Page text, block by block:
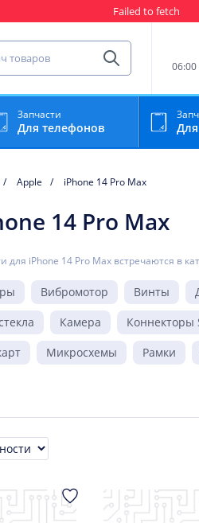
Failed to fetch
мобильного устройства
Найти
Запчасти
Для телефонов
Apple iPhone 14 Pro Max
14 Pro Max
для iPhone 14 Pro Max встречаются в
Вибромотор Винты
Камера Коннекторы
Микросхемы Рамки